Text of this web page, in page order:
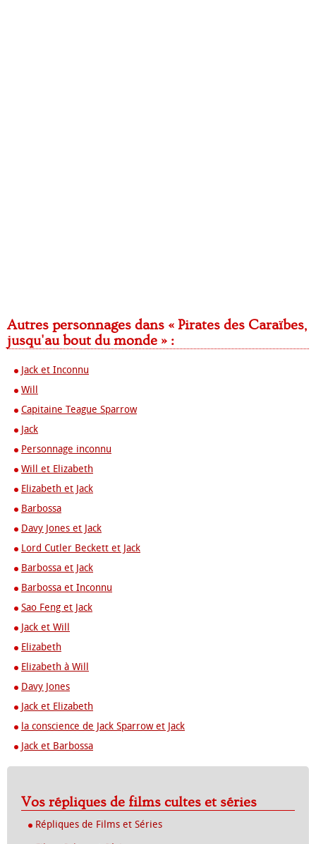
Autres personnages dans « Pirates des Caraïbes,
jusqu'au bout du monde » :
Jack et Inconnu
Will
Capitaine Teague Sparrow
Jack
Personnage inconnu
Will et Elizabeth
Elizabeth et Jack
Barbossa
Davy Jones et Jack
Lord Cutler Beckett et Jack
Barbossa et Jack
Barbossa et Inconnu
Sao Feng et Jack
Jack et Will
Elizabeth
Elizabeth à Will
Davy Jones
Jack et Elizabeth
la conscience de Jack Sparrow et Jack
Jack et Barbossa
Vos répliques de films cultes et séries
Répliques de Films et Séries